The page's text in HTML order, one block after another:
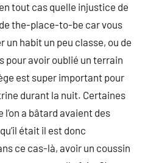
tout cas quelle injustice de
the-place-to-be car vous
un habit un peu classe, ou de
pour avoir oublié un terrain
est super important pour
durant la nuit. Certaines
a bâtard avaient des
était il est donc
ce cas-là, avoir un coussin